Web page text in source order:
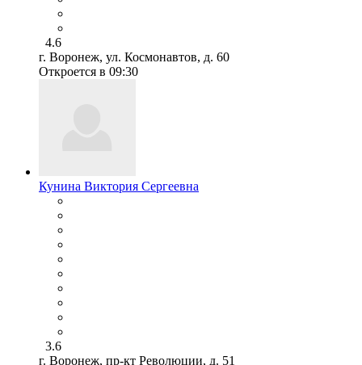
4.6
г. Воронеж, ул. Космонавтов, д. 60
Откроется в 09:30
Кунина Виктория Сергеевна
3.6
г. Воронеж, пр-кт Революции, д. 51